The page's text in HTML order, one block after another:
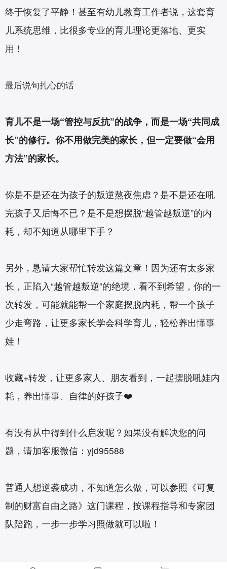
终于恢复了平静！甚至有幼儿教育工作者说，这套育
儿系统思维，比很多专业的育儿理论更落地、更实
用！
最后说句扎心的话
育儿不是一场“管控与反抗”的战争，而是一场“共同成
长”的修行。你不用做完美的家长，但一定要做“会用
方法”的家长。
你是不是还在为孩子的叛逆熬夜焦虑？是不是还在吼
完孩子又后悔不已？是不是想摆脱“越管越叛逆”的内
耗，却不知道从哪里下手？
另外，恳请大家帮忙转发这篇文章！因为还有太多家
长，正陷入“越管越叛逆”的绝境，看不到希望，你的一
次转发，可能就能帮一个家庭摆脱内耗，帮一个孩子
少走弯路，让更多家长学会科学育儿，轻松养出懂事
娃！
收藏+转发，让更多家人、朋友看到，一起摆脱吼娃内
耗，养出懂事、自律的好孩子❤️
有没有从中得到什么启发呢？如果没有解决您的问
题，请加客服微信：yjd95588
普通人想逆袭成功，不知道怎么做，可以参照《可复
制的财富自由之路》这门课程，按课程指导和专家团
队陪跑，一步一步学习照做就可以啦！